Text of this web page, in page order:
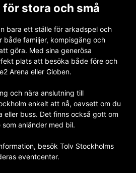
stora och små
bara ett ställe för arkadspel och
både familjer, kompisgäng och
göra. Med sina generösa
plats att besöka både före och
Arena eller Globen.
och nära anslutning till
enkelt att nå, oavsett om du
eller buss. Det finns också gott om
anländer med bil.
besök Tolv Stockholms
eventcenter.